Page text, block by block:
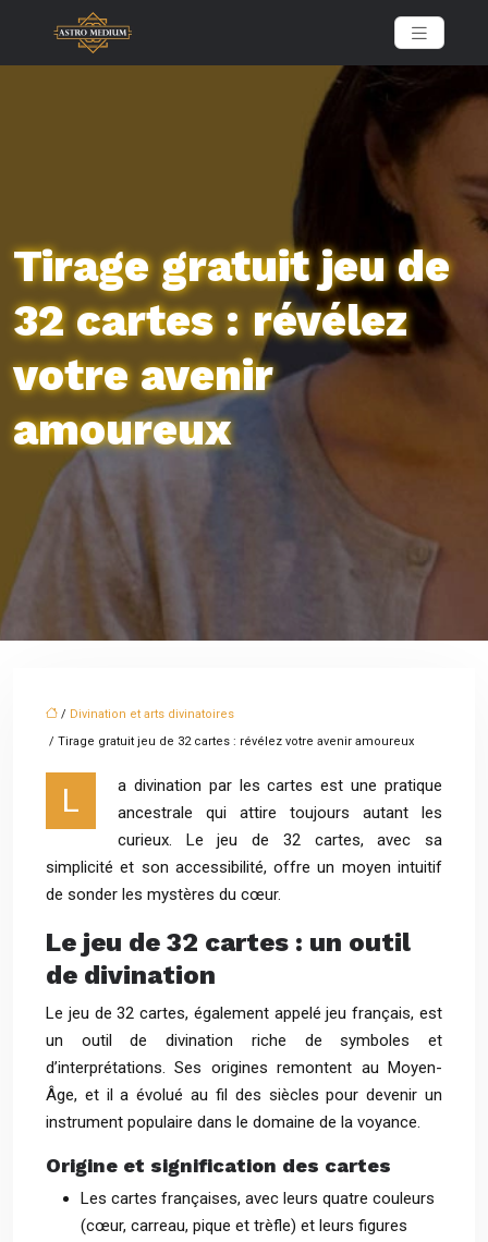
Tirage gratuit jeu de
32 cartes : révélez
votre avenir
amoureux
/ Divination et arts divinatoires
/ Tirage gratuit jeu de 32 cartes : révélez votre avenir amoureux
L
a divination par les cartes est une pratique
ancestrale qui attire toujours autant les
curieux. Le jeu de 32 cartes, avec sa
simplicité et son accessibilité, offre un moyen intuitif
de sonder les mystères du cœur.
Le jeu de 32 cartes : un outil
de divination
Le jeu de 32 cartes, également appelé jeu français, est
un outil de divination riche de symboles et
d’interprétations. Ses origines remontent au Moyen-
Âge, et il a évolué au fil des siècles pour devenir un
instrument populaire dans le domaine de la voyance.
Origine et signification des cartes
Les cartes françaises, avec leurs quatre couleurs
(cœur, carreau, pique et trèfle) et leurs figures